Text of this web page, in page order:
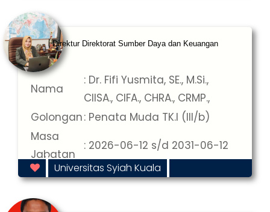
Direktur Direktorat Sumber Daya dan Keuangan
Nama
: Dr. Fifi Yusmita, SE., M.Si.,
CIISA., CIFA., CHRA., CRMP.,
Golongan: Penata Muda TK.I (III/b)
Masa
Jabatan
: 2026-06-12 s/d 2031-06-12
Universitas Syiah Kuala